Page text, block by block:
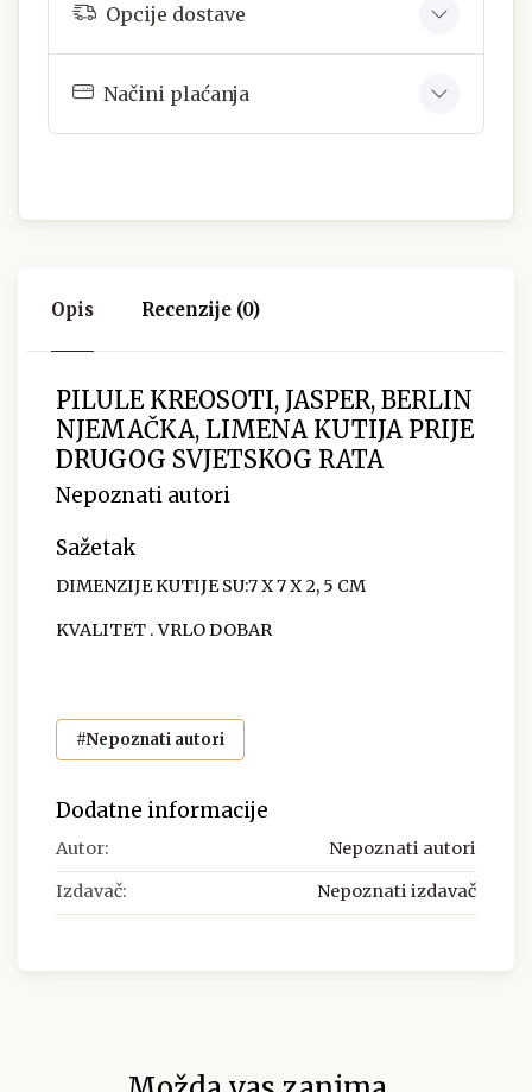
Opcije dostave
Načini plaćanja
Opis Recenzije (0)
PILULE KREOSOTI, JASPER, BERLIN
NJEMAČKA, LIMENA KUTIJA PRIJE
DRUGOG SVJETSKOG RATA
Nepoznati autori
Sažetak
DIMENZIJE KUTIJE SU:7 X 7 X 2, 5 CM
KVALITET . VRLO DOBAR
#Nepoznati autori
Dodatne informacije
Autor: Nepoznati autori
Izdavač: Nepoznati izdavač